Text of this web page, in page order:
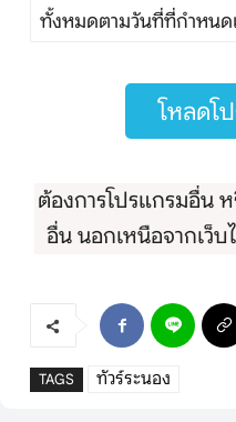
ทั้งหมดตามวันที่ที่กำหนด
โหลดโ
ต้องการโปรแกรมอื่น ห
อื่น นอกเหนือจากเว็
TAGS ทัวร์ระนอง